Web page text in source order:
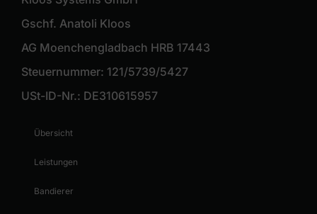
Gschf. Anatoli Kloos
AG Moenchengladbach HRB 17443
Steuernummer: 121/5739/5427
USt-ID-Nr.: DE310615957
Übersicht
Leistungen
Bandierer